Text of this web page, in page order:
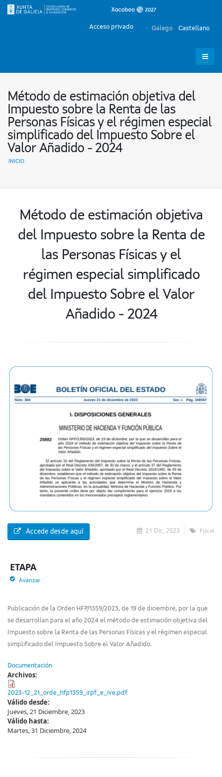
Galego Castellano
Acceso privado
Método de estimación objetiva del
Impuesto sobre la Renta de las
Personas Físicas y el régimen especial
simplificado del Impuesto Sobre el
Valor Añadido - 2024
INICIO
Método de estimación objetiva
del Impuesto sobre la Renta de
las Personas Físicas y el
régimen especial simplificado
del Impuesto Sobre el Valor
Añadido - 2024
21 Dic, 2023 Fiscal
Accede desde aquí
ETAPA
Avanzar
Publicación de la Orden HFP/1359/2023, de 19 de diciembre, por la que
se desarrollan para el año 2024 el método de estimación objetiva del
Impuesto sobre la Renta de las Personas Físicas y el régimen especial
simplificado del Impuesto Sobre el Valor Añadido.
Documentación
Archivos:
2023-12_21_orde_hfp1359_irpf_e_ive.pdf
Válido desde:
Jueves, 21 Diciembre, 2023
Válido hasta:
Martes, 31 Diciembre, 2024